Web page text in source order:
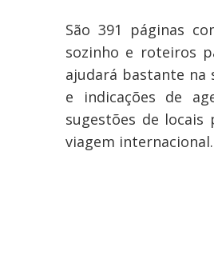
São 391 páginas
sozinho e roteiros
ajudará bastante na
e indicações de
sugestões de
viagem internacional.